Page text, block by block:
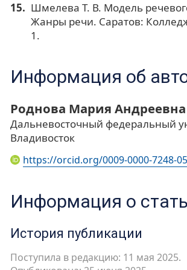
Шмелева Т. В. Модель
Жанры речи. Саратов:
1.
Информация об
Роднова Мария Андреевна
Дальневосточный федеральный
Владивосток
https://orcid.org/0009-0000-7248-
Информация о
История публикации
Поступила в редакцию: 11 мая 2025.